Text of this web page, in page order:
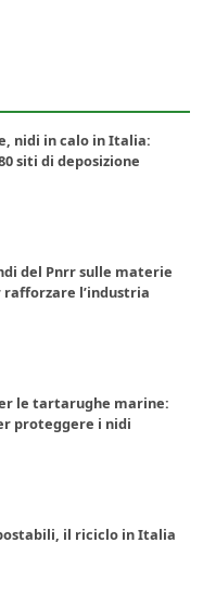
nidi in calo in Italia:
siti di deposizione
del Pnrr sulle materie
l’industria
le tartarughe marine:
proteggere i nidi
il riciclo in Italia